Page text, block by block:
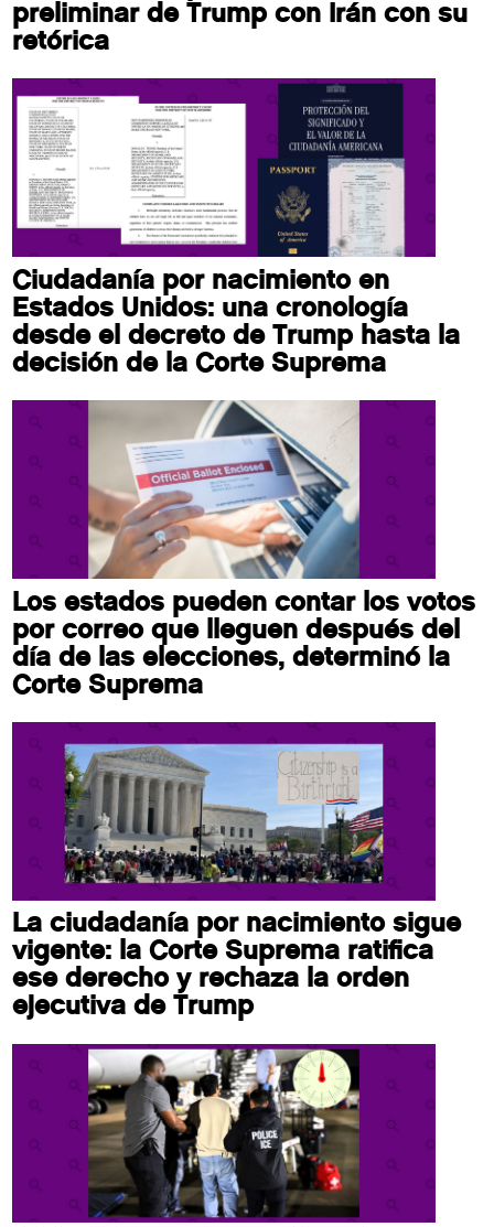
preliminar de Trump con Irán con su
retórica
Ciudadanía por nacimiento en
Estados Unidos: una cronología
desde el decreto de Trump hasta la
decisión de la Corte Suprema
Los estados pueden contar los votos
por correo que lleguen después del
día de las elecciones, determinó la
Corte Suprema
La ciudadanía por nacimiento sigue
vigente: la Corte Suprema ratifica
ese derecho y rechaza la orden
ejecutiva de Trump